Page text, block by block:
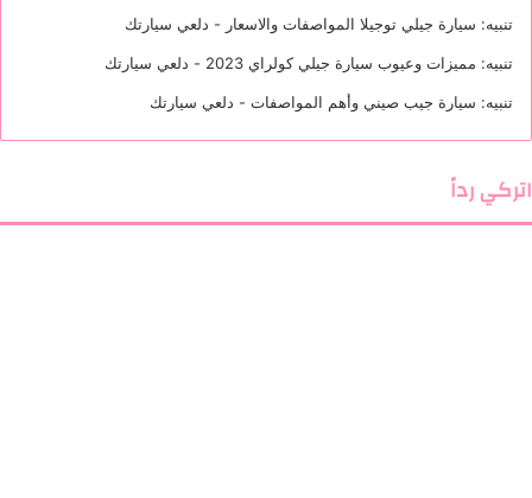
تنبيه: سيارة جيلي توجيلا المواصفات والاسعار - دلعي سيارتك
تنبيه: مميزات وعيوب سيارة جيلي كولراي 2023 - دلعي سيارتك
تنبيه: سيارة جيب صيني وأهم المواصفات - دلعي سيارتك
اتركي رداً